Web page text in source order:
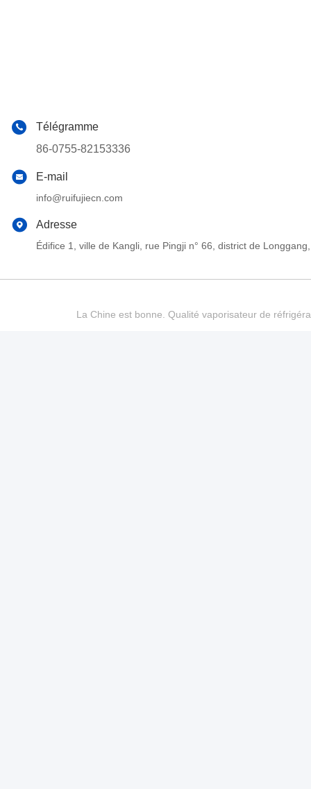
Télégramme
86-0755-82153336
E-mail
info@ruifujiecn.com
Adresse
Édifice 1, ville de Kangli, rue Pingji n° 66, district de
La Chine est bonne. Qualité vaporisateur de